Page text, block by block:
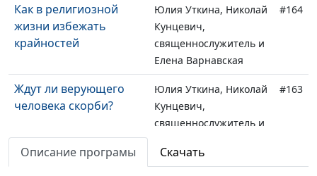
Как в религиозной
жизни избежать
крайностей
Юлия Уткина, Николай
Кунцевич,
священнослужитель и
Елена Варнавская
#164
Ждут ли верующего
человека скорби?
Юлия Уткина, Николай
Кунцевич,
священнослужитель и
#163
Юлия Уткина, Николай
#162
Описание програмы Скачать